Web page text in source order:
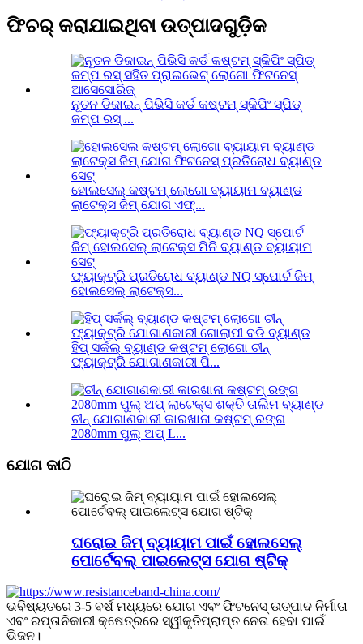
ଫିଚର୍ କରାଯାଇଥିବା ଉତ୍ପାଦଗୁଡ଼ିକ
ନୂତନ ଡିଜାଇନ୍ ପିଭିସି କର୍ଡ କଷ୍ଟମ୍ ସ୍କିପିଂ ସ୍ପିଡ୍
ଜମ୍ପ ରସ୍ ...
ହୋଲସେଲ୍ କଷ୍ଟମ୍ ଲୋଗୋ ବ୍ୟାୟାମ ବ୍ୟାଣ୍ଡ
ଲାଟେକ୍ସ ଜିମ୍ ଯୋଗ ଏଫ୍...
ଫ୍ୟାକ୍ଟ୍ରି ପ୍ରତିରୋଧ ବ୍ୟାଣ୍ଡ NQ ସ୍ପୋର୍ଟ ଜିମ୍
ହୋଲସେଲ୍ ଲାଟେକ୍ସ...
ହିପ୍ ସର୍କଲ୍ ବ୍ୟାଣ୍ଡ କଷ୍ଟମ୍ ଲୋଗୋ ଚୀନ୍
ଫ୍ୟାକ୍ଟ୍ରି ଯୋଗାଣକାରୀ ପି...
ଚୀନ୍ ଯୋଗାଣକାରୀ କାରଖାନା କଷ୍ଟମ୍ ରଙ୍ଗ
2080mm ପୁଲ୍ ଅପ୍ L...
ଯୋଗ କାଠି
ଘରୋଇ ଜିମ୍ ବ୍ୟାୟାମ ପାଇଁ ହୋଲସେଲ୍
ପୋର୍ଟେବଲ୍ ପାଇଲେଟ୍ସ ଯୋଗ ଷ୍ଟିକ୍
ଭବିଷ୍ୟତରେ 3-5 ବର୍ଷ ମଧ୍ୟରେ ଯୋଗ ଏବଂ ଫିଟନେସ୍ ଉତ୍ପାଦ ନିର୍ମାତା
ଏବଂ ରପ୍ତାନିକାରୀ କ୍ଷେତ୍ରରେ ସ୍ୱୀକୃତିପ୍ରାପ୍ତ ନେତା ହେବା ପାଇଁ
ଭିଜନ।